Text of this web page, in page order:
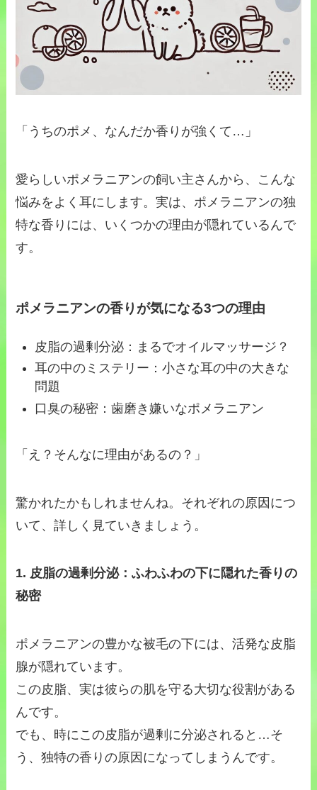
「うちのポメ、なんだか香りが強くて…」
愛らしいポメラニアンの飼い主さんから、こんな
悩みをよく耳にします。実は、ポメラニアンの独
特な香りには、いくつかの理由が隠れているんで
す。
ポメラニアンの香りが気になる3つの理由
皮脂の過剰分泌：まるでオイルマッサージ？
耳の中のミステリー：小さな耳の中の大きな
問題
口臭の秘密：歯磨き嫌いなポメラニアン
「え？そんなに理由があるの？」
驚かれたかもしれませんね。それぞれの原因につ
いて、詳しく見ていきましょう。
1. 皮脂の過剰分泌：ふわふわの下に隠れた香りの
秘密
ポメラニアンの豊かな被毛の下には、活発な皮脂
腺が隠れています。
この皮脂、実は彼らの肌を守る大切な役割がある
んです。
でも、時にこの皮脂が過剰に分泌されると…そ
う、独特の香りの原因になってしまうんです。